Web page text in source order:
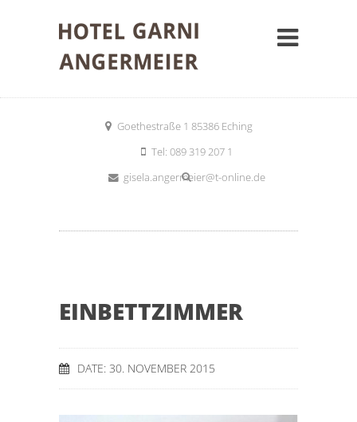
Goethestraße 1 85386 Eching
Tel: 089 319 207 1
gisela.angermeier@t-online.de
EINBETTZIMMER
DATE: 30. NOVEMBER 2015